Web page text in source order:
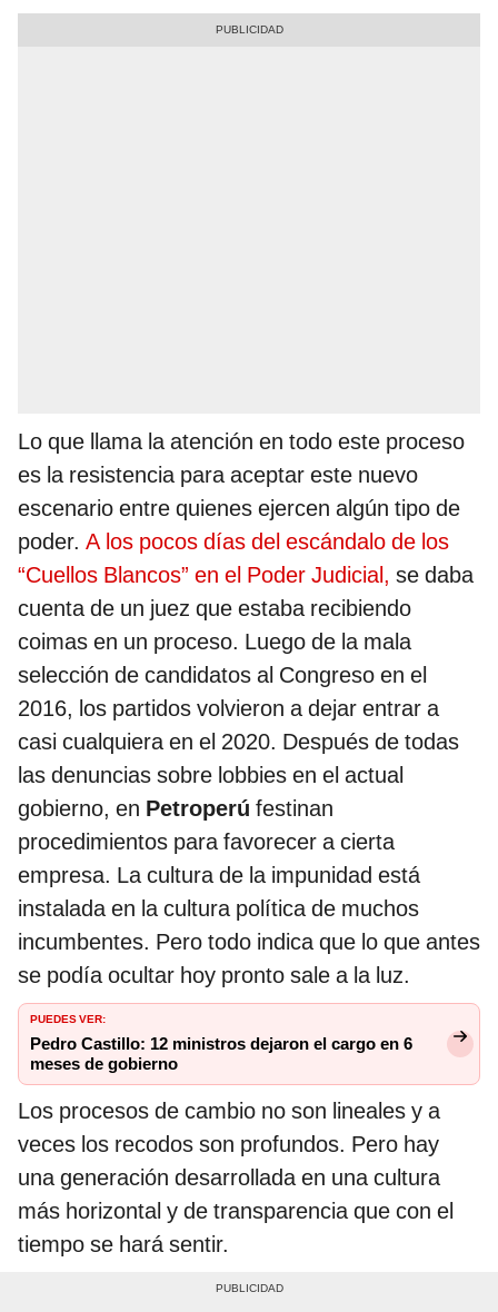
Lo que llama la atención en todo este proceso
es la resistencia para aceptar este nuevo
escenario entre quienes ejercen algún tipo de
poder. A los pocos días del escándalo de los
“Cuellos Blancos” en el Poder Judicial, se daba
cuenta de un juez que estaba recibiendo
coimas en un proceso. Luego de la mala
selección de candidatos al Congreso en el
2016, los partidos volvieron a dejar entrar a
casi cualquiera en el 2020. Después de todas
las denuncias sobre lobbies en el actual
gobierno, en Petroperú festinan
procedimientos para favorecer a cierta
empresa. La cultura de la impunidad está
instalada en la cultura política de muchos
incumbentes. Pero todo indica que lo que antes
se podía ocultar hoy pronto sale a la luz.
PUEDES VER:
Pedro Castillo: 12 ministros dejaron el cargo en 6
meses de gobierno
Los procesos de cambio no son lineales y a
veces los recodos son profundos. Pero hay
una generación desarrollada en una cultura
más horizontal y de transparencia que con el
tiempo se hará sentir.